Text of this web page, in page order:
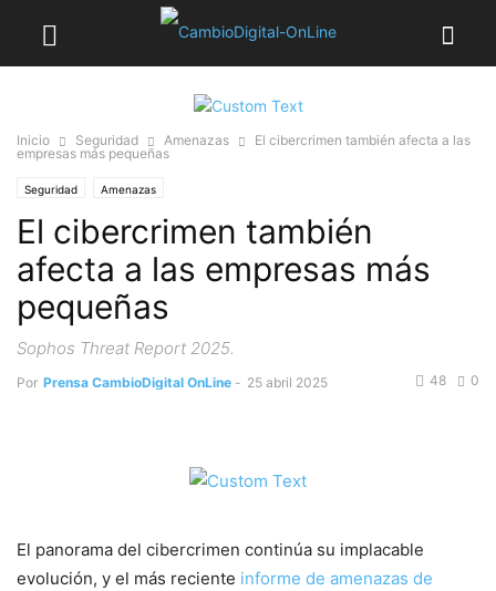
Inicio Seguridad Amenazas
El cibercrimen también afecta a las
empresas más pequeñas
Seguridad Amenazas
El cibercrimen también
afecta a las empresas más
pequeñas
Sophos Threat Report 2025.
Por Prensa CambioDigital OnLine - 25 abril 2025 0
48
El panorama del cibercrimen continúa su implacable
evolución, y el más reciente informe de amenazas de